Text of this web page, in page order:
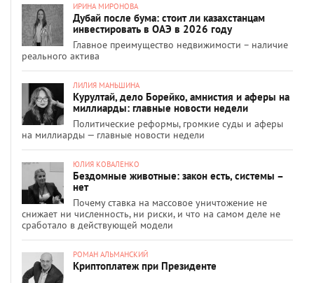
ИРИНА МИРОНОВА
Дубай после бума: стоит ли казахстанцам
инвестировать в ОАЭ в 2026 году
Главное преимущество недвижимости – наличие
реального актива
ЛИЛИЯ МАНЬШИНА
Курултай, дело Борейко, амнистия и аферы на
миллиарды: главные новости недели
Политические реформы, громкие суды и аферы
на миллиарды — главные новости недели
ЮЛИЯ КОВАЛЕНКО
Бездомные животные: закон есть, системы –
нет
Почему ставка на массовое уничтожение не
снижает ни численность, ни риски, и что на самом деле не
сработало в действующей модели
РОМАН АЛЬМАНСКИЙ
Криптоплатеж при Президенте